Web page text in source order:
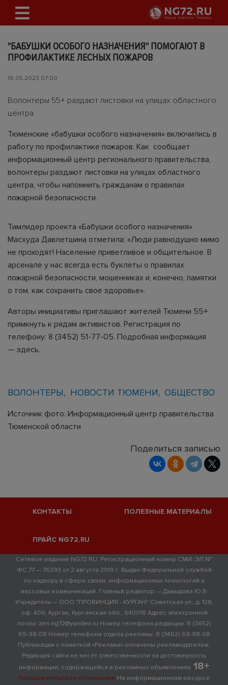
"БАБУШКИ ОСОБОГО НАЗНАЧЕНИЯ" ПОМОГАЮТ В
ПРОФИЛАКТИКЕ ЛЕСНЫХ ПОЖАРОВ
16.05.2023 07:00
Волонтеры 55+ раздают листовки на улицах областного
центра
Тюменские «бабушки особого назначения» включились в
работу по профилактике пожаров. Как сообщает
информационный центр регионального правительства,
волонтеры раздают листовки на улицах областного
центра, чтобы напомнить гражданам о правилах
пожарной безопасности.
Тимлидер проекта «Бабушки особого назначения»
Масхуда Давлетшина отметила: «Люди равнодушно мимо
не проходят! Население приветливое и общительное. В
арсенале у нас всегда есть буклеты о правилах
пожарной безопасности, мошенниках и, конечно, памятки
о том, как сохранить свое здоровье».
Авторы инициативы приглашают жителей Тюмени 55+
примкнуть к рядам активистов. Регистрация по
телефону: 8 (3452) 51-77-05. Подробная информация
— здесь.
ВОЛОНТЕРЫ НОВОСТИ ТЮМЕНИ ОБЩЕСТВО
Источник фото: Информационный центр правительства
Тюменской области
Поделиться записью
КОНТАКТЫ ПОЛЕЗНЫЕ МАТЕРИАЛЫ
ПРАЙС NG72.RU
Сетевое издание NG72.RU. Регистрационный номер СМИ: ЭЛ №
ФС 77 — 76393 от 2 августа 2019 г. Выдан Федеральной службой
по надзору в сфере связи, информационных технологий и
массовых коммуникаций. Главный редактор — Давыдова Ю.В.
Учредитель — ООО "ПРОВИНЦИЯ - КУРГАН" Советская ул., д. 128,
оф. 406, Курган, Курганская обл., 640018 Адрес электронной
почты: zen.ng72@yandex.ru Номер телефона редакции: 8 (3452)
69-98-08 Номер телефона отдела рекламы: 8 (3452) 69-98-08
Публикации с пометкой «Реклама» оплачены рекламодателем.
Редакция сайта не несет ответственности за достоверность
информации, содержащейся в рекламных объявлениях. 18+
Пользовательское соглашение На информационном ресурсе